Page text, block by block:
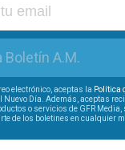
Boletín A.M.
electrónico, aceptas la Política
Nuevo Día. Además, aceptas
o servicios de GFR Media,
de los boletines en cualquier